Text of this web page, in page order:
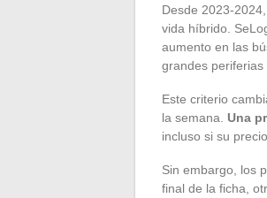
Desde 2023-
vida híbrido.
aumento en las
grandes periferias
Este criterio
la semana. Una
incluso si su
Sin embargo, los
final de la ficha,